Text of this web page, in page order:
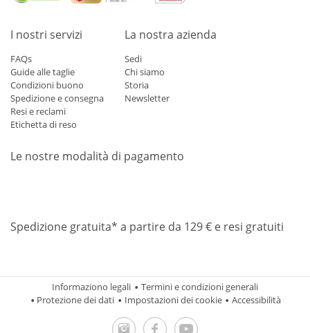
I nostri servizi
FAQs
Guide alle taglie
Condizioni buono
Spedizione e consegna
Resi e reclami
Etichetta di reso
La nostra azienda
Sedi
Chi siamo
Storia
Newsletter
Le nostre modalità di pagamento
Spedizione gratuita* a partire da 129 € e resi gratuiti
Informaziono legali
Termini e condizioni generali
Protezione dei dati
Impostazioni dei cookie Accessibilità